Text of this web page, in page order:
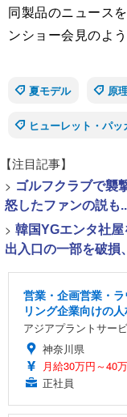
同製品のニュース
ンショー会見のよ
夏モデル
原
ヒューレット・パッ
【注目記事】
> ゴルフクラブで襲
怒したファンの説も
> 韓国YGエンタ社
出入口の一部を破損
営業・企画営業・
リング企業向けの
アジアプラントサー
神奈川県
月給30万円～40
正社員